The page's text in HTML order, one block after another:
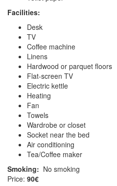
Facilities: ​
Desk
TV
Coffee machine
Linens
Hardwood or parquet floors
Flat-screen TV
Electric kettle
Heating
Fan
Towels
Wardrobe or closet
Socket near the bed
Air conditioning
Tea/Coffee maker
Smoking: ​ No smoking
Price: 90€